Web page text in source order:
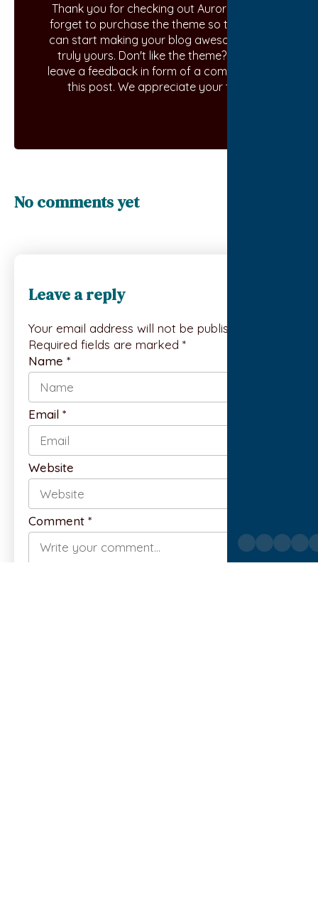
Thank you for checking out Aurora. Don't
forget to purchase the theme so that you
can start making your blog awesome and
truly yours. Don't like the theme? Kindly
leave a feedback in form of a comment on
this post. We appreciate your time.
No comments yet
Leave a reply
Your email address will not be published.
Required fields are marked *
Comment *
Name *
Email *
Website